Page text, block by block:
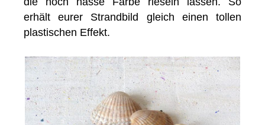
erhält eurer Strandbild gleich einen tollen
plastischen Effekt.